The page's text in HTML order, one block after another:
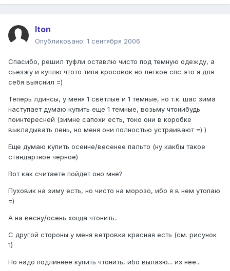
Iton
Опубликовано: 1 сентября 2006
Спасибо, решил туфли оставлю чисто под темную одежду, а
сьезжу и куплю чтото типа кросовок но легкое спс это я для
себя выяснил =)
Теперь лдинсы, у меня 1 светлые и 1 темные, но т.к. шас зима
наступает думаю купить еще 1 темные, возьму чтонибудь
поинтересней (зимне сапохи есть, токо они в коробке
выкладывать лень, но меня они полностью устраивают =) )
Еще думаю купить осенне/весенее пальто (ну какбы такое
стандартное черное)
Вот как считаете пойдет оно мне?
Пуховик на зиму есть, но чисто на морозо, ибо я в нем утопаю
=)
А на весну/осень хоцца чтонить..
С другой стороны у меня ветровка красная есть (см. рисунок
1)
Но надо подлиннее купить чтонить, ибо вылазю... из нее...